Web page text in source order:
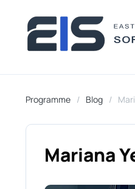
Programme Blog
Mariana